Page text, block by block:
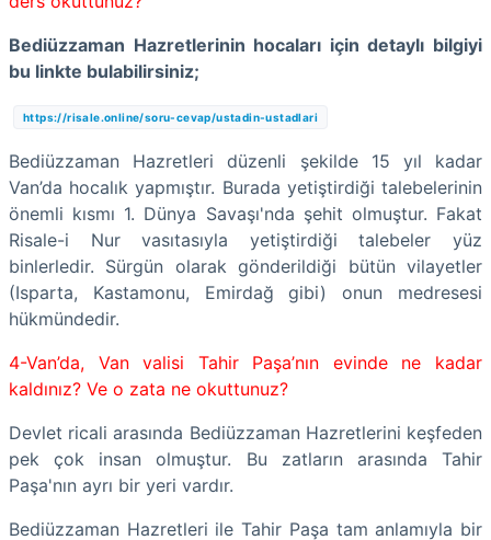
Bediüzzaman Hazretlerinin hocaları için detaylı bilgiyi
bu linkte bulabilirsiniz;
https://risale.online/soru-cevap/ustadin-ustadlari
Bediüzzaman Hazretleri düzenli şekilde 15 yıl kadar
Van’da hocalık yapmıştır. Burada yetiştirdiği talebelerinin
önemli kısmı 1. Dünya Savaşı'nda şehit olmuştur. Fakat
Risale-i Nur vasıtasıyla yetiştirdiği talebeler yüz
binlerledir. Sürgün olarak gönderildiği bütün vilayetler
(Isparta, Kastamonu, Emirdağ gibi) onun medresesi
hükmündedir.
4-Van’da, Van valisi Tahir Paşa’nın evinde ne kadar
kaldınız? Ve o zata ne okuttunuz?
Devlet ricali arasında Bediüzzaman Hazretlerini keşfeden
pek çok insan olmuştur. Bu zatların arasında Tahir
Paşa'nın ayrı bir yeri vardır.
Bediüzzaman Hazretleri ile Tahir Paşa tam anlamıyla bir